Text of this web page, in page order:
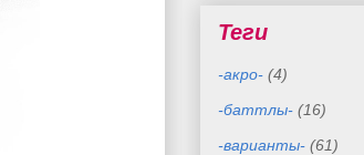
Теги
-акро- (4)
-баттлы- (16)
-варианты- (61)